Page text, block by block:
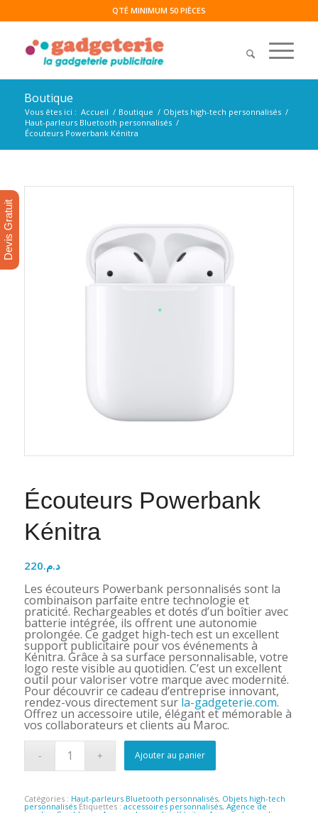
QTÉ MINIMUM 50 PIÈCES
Boutique
Vous êtes ici : Accueil / Boutique / Objets high-tech personnalisés /
Haut-parleurs Bluetooth personnalisés /
Écouteurs Powerbank Kénitra
Écouteurs Powerbank
Kénitra
د.م.220
Les écouteurs Powerbank personnalisés sont la
combinaison parfaite entre technologie et
praticité. Rechargeables et dotés d’un boîtier avec
batterie intégrée, ils offrent une autonomie
prolongée. Ce gadget high-tech est un excellent
support publicitaire pour vos événements à
Kénitra. Grâce à sa surface personnalisable, votre
logo reste visible au quotidien. C’est un excellent
outil pour valoriser votre marque avec modernité.
Pour découvrir ce cadeau d’entreprise innovant,
rendez-vous directement sur la-gadgeterie.com.
Offrez un accessoire utile, élégant et mémorable à
vos collaborateurs et clients au Maroc.
Ajouter au panier
Catégories : Haut-parleurs Bluetooth personnalisés, Objets high-tech
personnalisés Étiquettes : accessoires personnalisés, Agence de
Devis Gratuit